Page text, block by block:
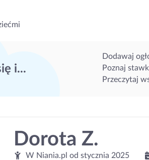
i...
Dodawaj
Poznaj
Przeczytaj
Dorota Z.
W Niania.pl od stycznia 2025